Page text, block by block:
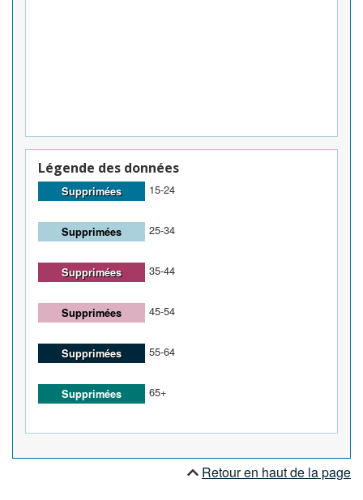
Légende des données
Supprimées 15-24
Supprimées 25-34
Supprimées 35-44
Supprimées 45-54
Supprimées 55-64
Supprimées 65+
Retour en haut de la page